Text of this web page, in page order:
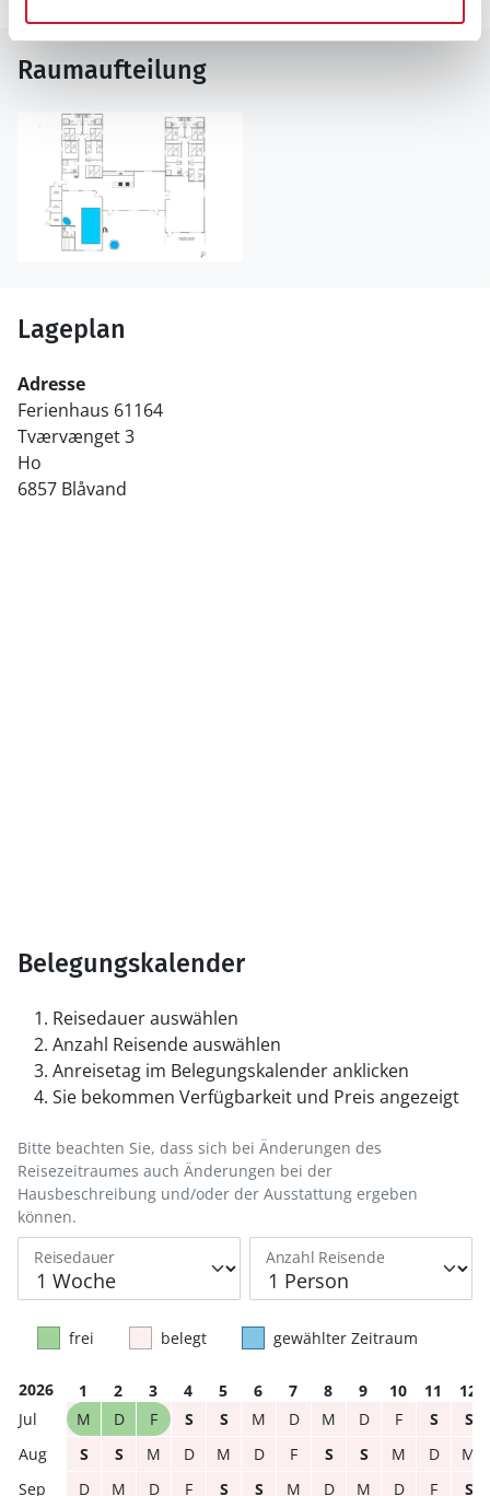
Raumaufteilung
Lageplan
Adresse
Ferienhaus 61164
Tværvænget 3
Ho
6857 Blåvand
Belegungskalender
Reisedauer auswählen
Anzahl Reisende auswählen
Anreisetag im Belegungskalender anklicken
Sie bekommen Verfügbarkeit und Preis angezeigt
Reisedauer Anzahl Reisende
Bitte beachten Sie, dass sich bei Änderungen des
Reisezeitraumes auch Änderungen bei der
Hausbeschreibung und/oder der Ausstattung ergeben
können.
frei belegt gewählter Zeitraum
2026 1 2 3 4 5 6 7 8 9 10 11
12
M
D F S S M D M D F S
S
S
S M D M D F S S M D
M
D
M D F S S M D M D F
S